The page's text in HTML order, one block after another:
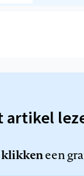
artikel
klikkeneen